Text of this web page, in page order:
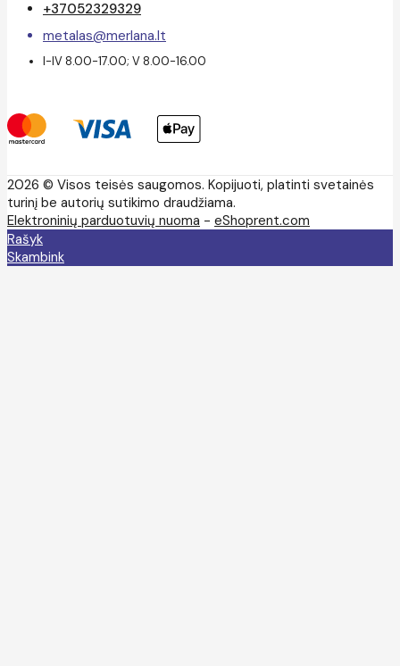
+37052329329
metalas@merlana.lt
I-IV 8.00-17.00; V 8.00-16.00
2026 © Visos teisės saugomos. Kopijuoti, platinti svetainės
turinį be autorių sutikimo draudžiama.
Elektroninių parduotuvių nuoma - eShoprent.com
Rašyk
Skambink